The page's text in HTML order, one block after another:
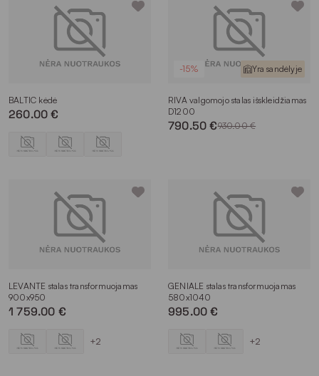
BALTIC kėdė
260.00 €
-15% Yra sandėlyje
RIVA valgomojo stalas išskleidžiamas
D1200
790.50 €930.00 €
LEVANTE stalas transformuojamas
900x950
1 759.00 €
+2
GENIALE stalas transformuojamas
580x1040
995.00 €
+2